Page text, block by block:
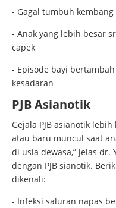
- Gagal tumbuh kembang
- Anak yang lebih besar
capek
- Episode bayi
kesadaran
PJB Asianotik
Gejala PJB asianotik
atau baru muncul saat
di usia dewasa,” jelas dr.
dengan PJB sianotik.
dikenali:
- Infeksi saluran napas